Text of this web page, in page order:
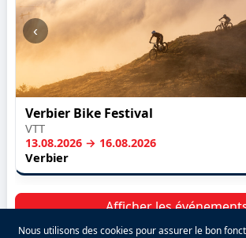
‹
Verbier Bike Festival
VTT
13.08.2026 → 16.08.2026
Verbier
Afficher les
Nous utilisons des cookies pour assurer le bon